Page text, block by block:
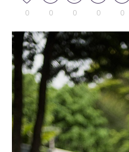
0 0 0 0 0